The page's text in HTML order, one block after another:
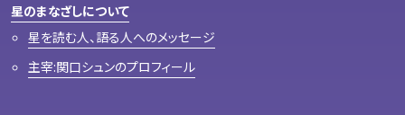
星のまなざしについて
星を読む人、語る人へのメッセージ
主宰:関口シュンのプロフィール